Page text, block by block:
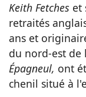
Keith Fetches et
retraités
ans et
du nord-est de
Épagneul, ont
chenil situé à